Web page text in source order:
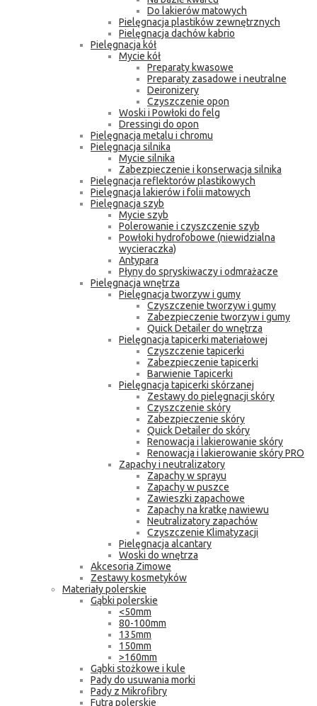
Do lakierów matowych
Pielęgnacja plastików zewnętrznych
Pielęgnacja dachów kabrio
Pielęgnacja kół
Mycie kół
Preparaty kwasowe
Preparaty zasadowe i neutralne
Deironizery
Czyszczenie opon
Woski i Powłoki do felg
Dressingi do opon
Pielęgnacja metalu i chromu
Pielęgnacja silnika
Mycie silnika
Zabezpieczenie i konserwacja silnika
Pielęgnacja reflektorów plastikowych
Pielęgnacja lakierów i folii matowych
Pielęgnacja szyb
Mycie szyb
Polerowanie i czyszczenie szyb
Powłoki hydrofobowe (niewidzialna
wycieraczka)
Antypara
Płyny do spryskiwaczy i odmrażacze
Pielęgnacja wnętrza
Pielęgnacja tworzyw i gumy
Czyszczenie tworzyw i gumy
Zabezpieczenie tworzyw i gumy
Quick Detailer do wnętrza
Pielęgnacja tapicerki materiałowej
Czyszczenie tapicerki
Zabezpieczenie tapicerki
Barwienie Tapicerki
Pielęgnacja tapicerki skórzanej
Zestawy do pielęgnacji skóry
Czyszczenie skóry
Zabezpieczenie skóry
Quick Detailer do skóry
Renowacja i lakierowanie skóry
Renowacja i lakierowanie skóry PRO
Zapachy i neutralizatory
Zapachy w sprayu
Zapachy w puszce
Zawieszki zapachowe
Zapachy na kratkę nawiewu
Neutralizatory zapachów
Czyszczenie Klimatyzacji
Pielęgnacja alcantary
Woski do wnętrza
Akcesoria Zimowe
Zestawy kosmetyków
Materiały polerskie
Gąbki polerskie
<50mm
80-100mm
135mm
150mm
>160mm
Gąbki stożkowe i kule
Pady do usuwania morki
Pady z Mikrofibry
Futra polerskie